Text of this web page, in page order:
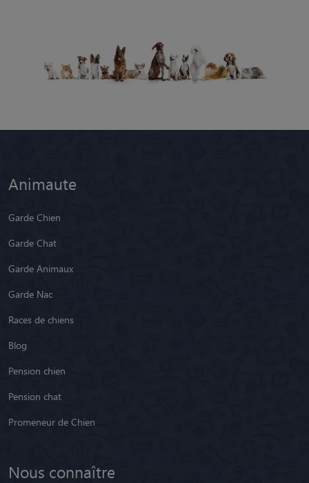
Animaute
Garde Chien
Garde Chat
Garde Animaux
Garde Nac
Races de chiens
Blog
Pension chien
Pension chat
Promeneur de Chien
Nous connaître